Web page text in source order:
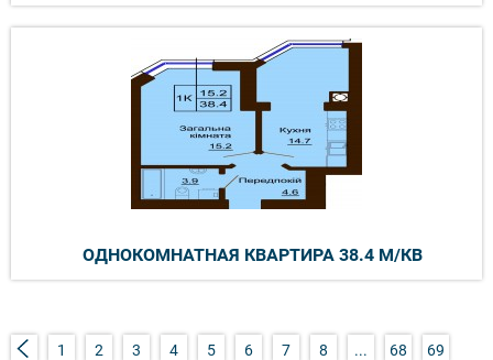
ОДНОКОМНАТНАЯ КВАРТИРА 38.4 М/КВ
1 2 3 4 5 6 7 8 ... 68 69